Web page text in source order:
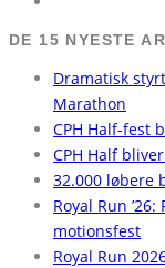
DE 15 NYESTE
Dramatisk
Marathon
CPH Half-fest
CPH Half
32.000 løbere
Royal Run
motionsfest
Royal Run